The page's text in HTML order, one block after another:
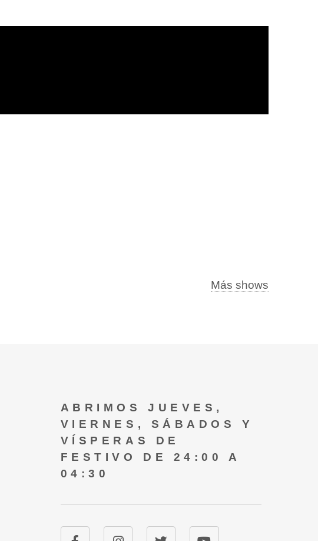
Más shows
ABRIMOS JUEVES,
VIERNES, SÁBADOS Y
VÍSPERAS DE
FESTIVO DE 24:00 A
04:30